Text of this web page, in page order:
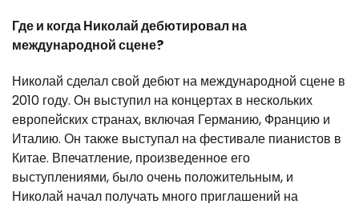
Где и когда Николай дебютировал на
международной сцене?
Николай сделал свой дебют на международной сцене в
2010 году. Он выступил на концертах в нескольких
европейских странах, включая Германию, Францию и
Италию. Он также выступал на фестивале пианистов в
Китае. Впечатление, произведенное его
выступлениями, было очень положительным, и
Николай начал получать много приглашений на